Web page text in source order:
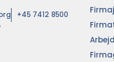
+45 7412 8500